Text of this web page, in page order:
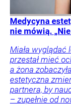
Medycyna
nie mówią.
Miała wyglądać
przestał mieć
a żona
estetyczna
partnera, by
– zupełnie od